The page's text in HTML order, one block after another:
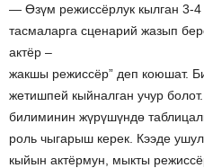
— Өзүм режиссёрлук кылган 3-
тасмаларга сценарий жазып
актёр –
жакшы режиссёр” деп коюшат.
жетишпей кыйналган учур
билиминин жүрүшүндө
роль чыгарыш керек. Кээде
кыйын актёрмун, мыкты